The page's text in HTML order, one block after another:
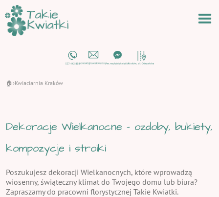
🏠 ›Kwiaciarnia Kraków
Dekoracje Wielkanocne - ozdoby, bukiety,
kompozycje i stroiki
Poszukujesz dekoracji Wielkanocnych, które wprowadzą
wiosenny, świąteczny klimat do Twojego domu lub biura?
Zapraszamy do pracowni florystycznej Takie Kwiatki.